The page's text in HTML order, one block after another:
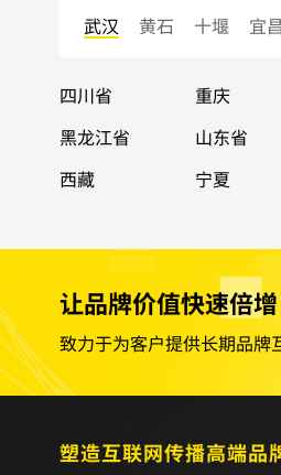
武汉 黄石 十堰 宜昌
四川省 重庆
黑龙江省
山东省
西藏
宁夏
让品牌价值快速倍增
致力于为客户提供长期品牌
塑造互联网传播高端品